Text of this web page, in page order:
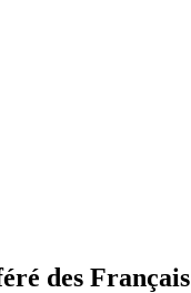
des Français